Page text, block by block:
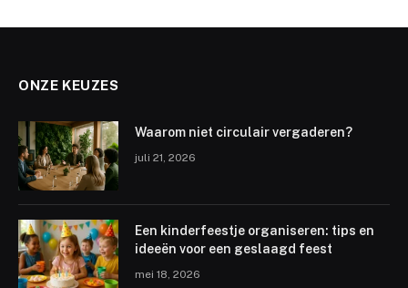
ONZE KEUZES
Waarom niet circulair vergaderen?
juli 21, 2026
Een kinderfeestje organiseren: tips en
ideeën voor een geslaagd feest
mei 18, 2026